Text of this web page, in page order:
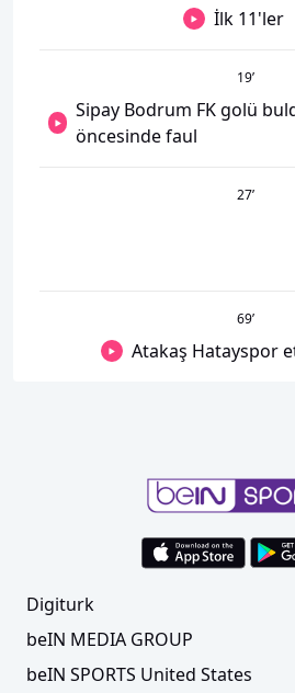
İlk 11'ler
19’
Sipay Bodrum FK golü
öncesinde faul
27’
69’
Atakaş Hatayspor
Digiturk
beIN MEDIA GROUP
beIN SPORTS United States